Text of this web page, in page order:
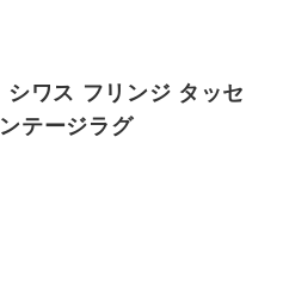
ワス フリンジ タッセ
テージラグ